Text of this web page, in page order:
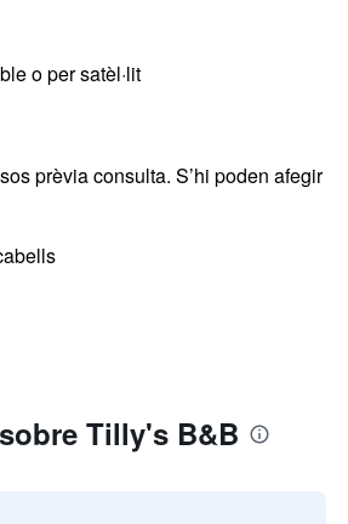
o per satèl·lit
prèvia consulta. S’hi poden afegir
Tilly's B&B